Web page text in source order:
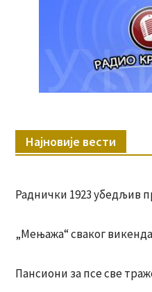
Најновије вести
Раднички 1923 убедљив
„Мењажа“ сваког
Пансиони за псе све